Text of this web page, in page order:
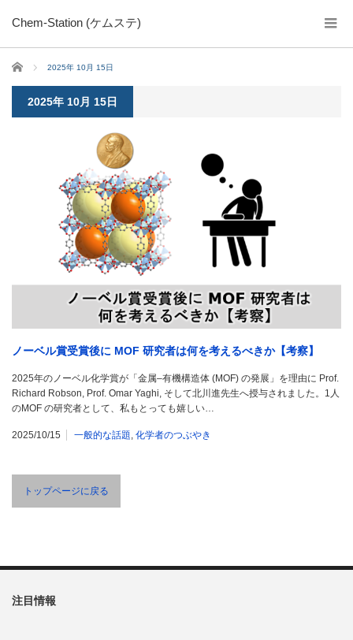
Chem-Station (ケムステ)
ホーム 2025年 10月 15日
2025年 10月 15日
ノーベル賞受賞後に MOF 研究者は何を考えるべきか【考察】
2025年のノーベル化学賞が「金属–有機構造体 (MOF) の発展」を理由に Prof.
Richard Robson, Prof. Omar Yaghi, そして北川進先生へ授与されました。1人
のMOF の研究者として、私もとっても嬉しい…
2025/10/15 一般的な話題, 化学者のつぶやき
トップページに戻る
注目情報